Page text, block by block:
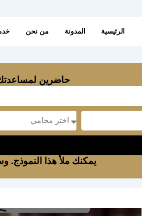
الرئيسية المدونة من نحن
حاضرين لمساعدتك
Message
يمكنك ملأ هذا